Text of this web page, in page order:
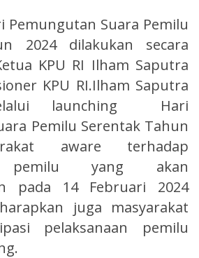
Pemungutan Suara Pemilu
2024 dilakukan secara
KPU RI Ilham Saputra
KPU RI.Ilham Saputra
launching Hari
Pemilu Serentak Tahun
aware terhadap
pemilu yang akan
pada 14 Februari 2024
juga masyarakat
pelaksanaan pemilu